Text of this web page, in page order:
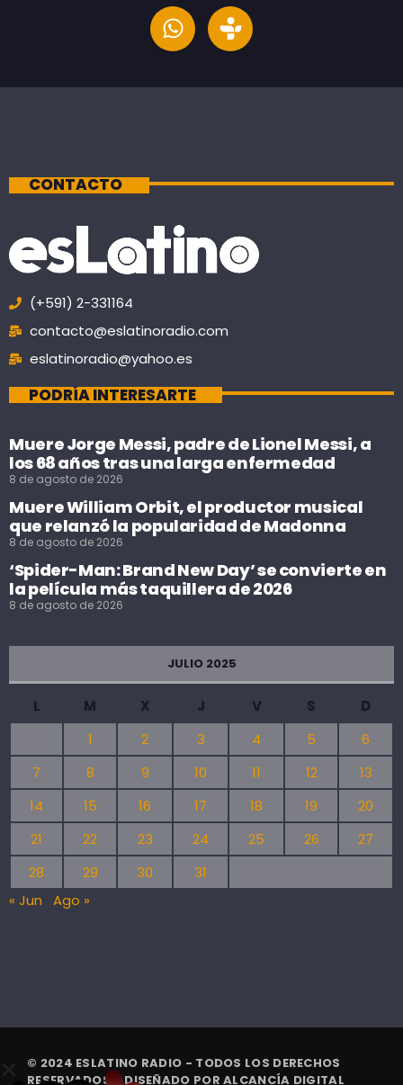
CONTACTO
(+591) 2-331164
contacto@eslatinoradio.com
eslatinoradio@yahoo.es
PODRÍA INTERESARTE
Muere Jorge Messi, padre de Lionel Messi, a
los 68 años tras una larga enfermedad
8 de agosto de 2026
Muere William Orbit, el productor musical
que relanzó la popularidad de Madonna
8 de agosto de 2026
‘Spider-Man: Brand New Day’ se convierte en
la película más taquillera de 2026
8 de agosto de 2026
JULIO 2025
L M X J V S
D
1
2 3 4 5
6
7
8 9 10 11 12
13
14
15 16 17 18 19
20
21
22 23 24 25 26
27
28
29 30
31
« Jun
Ago »
© 2024 ESLATINO RADIO - TODOS LOS DERECHOS
RESERVADOS. | DISEÑADO PORALCANCÍA DIGITAL